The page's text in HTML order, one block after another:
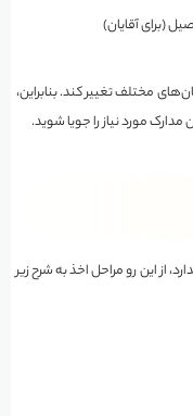
(برای آقایان)
مختلف تغییر کند. بنابراین،
مورد نیاز را جویا شوید.
از این رو مراحل اخذ به شرح زیر